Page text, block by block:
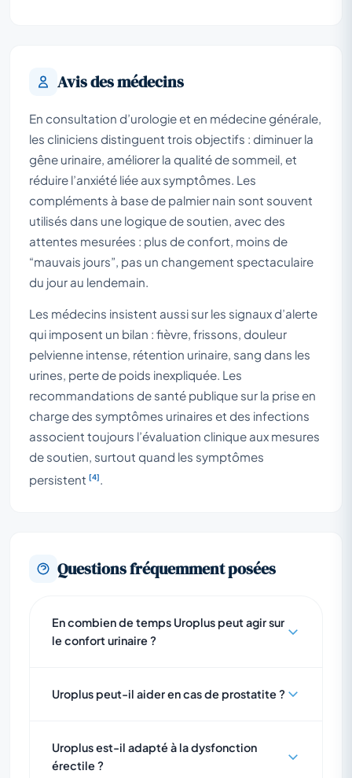
Avis des médecins
En consultation d’urologie et en médecine générale,
les cliniciens distinguent trois objectifs : diminuer la
gêne urinaire, améliorer la qualité de sommeil, et
réduire l’anxiété liée aux symptômes. Les
compléments à base de palmier nain sont souvent
utilisés dans une logique de soutien, avec des
attentes mesurées : plus de confort, moins de
“mauvais jours”, pas un changement spectaculaire
du jour au lendemain.
Les médecins insistent aussi sur les signaux d’alerte
qui imposent un bilan : fièvre, frissons, douleur
pelvienne intense, rétention urinaire, sang dans les
urines, perte de poids inexpliquée. Les
recommandations de santé publique sur la prise en
charge des symptômes urinaires et des infections
associent toujours l’évaluation clinique aux mesures
de soutien, surtout quand les symptômes
persistent [4]
Questions fréquemment posées
En combien de temps Uroplus peut agir sur
le confort urinaire ?
Uroplus peut-il aider en cas de prostatite ?
Uroplus est-il adapté à la dysfonction
érectile ?